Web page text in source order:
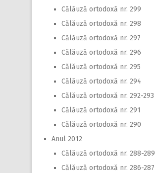
Călăuză ortodoxă nr. 299
Călăuză ortodoxă nr. 298
Călăuză ortodoxă nr. 297
Călăuză ortodoxă nr. 296
Călăuză ortodoxă nr. 295
Călăuză ortodoxă nr. 294
Călăuză ortodoxă nr. 292-293
Călăuză ortodoxă nr. 291
Călăuză ortodoxă nr. 290
Anul 2012
Călăuză ortodoxă nr. 288-289
Călăuză ortodoxă nr. 286-287